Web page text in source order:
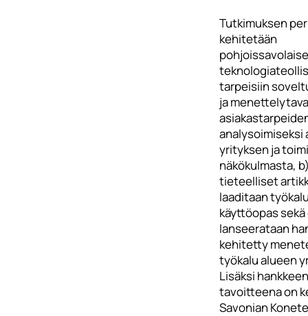
Tutkimuksen
kehitetään
tarpeisiin
ja
analysoimiseksi
yrityksen ja
näkökulmasta,
tieteelliset
laaditaan
käyttöopas sekä
lanseerataan
kehitetty
työkalu alueen
Lisäksi hankkeen
tavoitteena on
Savonian